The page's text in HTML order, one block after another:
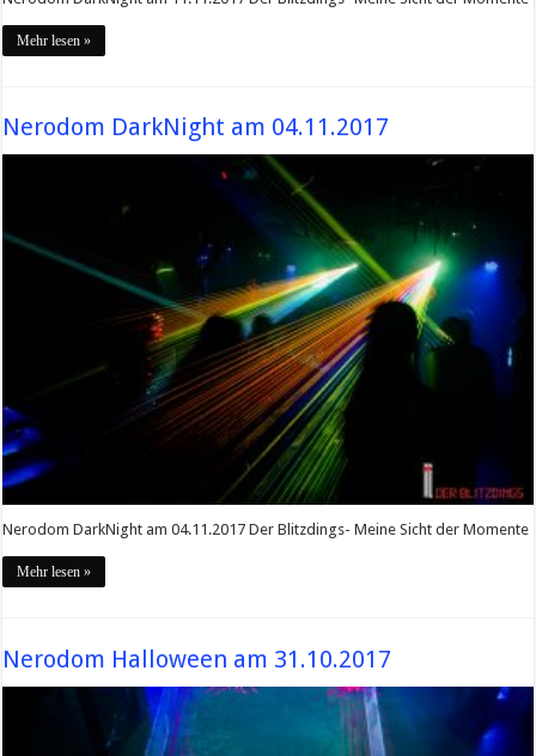
Mehr lesen »
Nerodom DarkNight am 04.11.2017
Nerodom DarkNight am 04.11.2017 Der Blitzdings- Meine Sicht der Momente
Mehr lesen »
Nerodom Halloween am 31.10.2017